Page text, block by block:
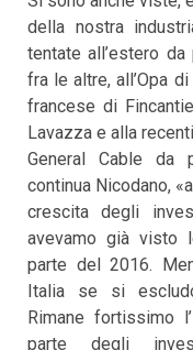
della nostra
tentate all’estero
fra le altre, all’Opa
francese di
Lavazza e alla
General Cable da
continua Nicodano,
crescita degli
avevamo già visto
parte del 2016.
Italia se si
Rimane fortissimo
parte degli